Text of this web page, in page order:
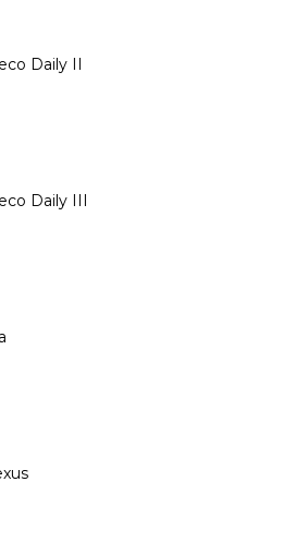
Daily II
Daily III